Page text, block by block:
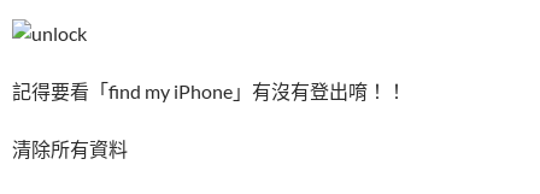
記得要看「find my iPhone」有沒有登出唷！！
清除所有資料